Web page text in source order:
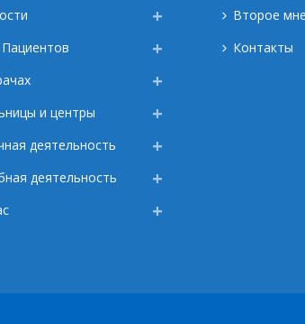
и центры
деятельность
деятельность
Второе
Контакты